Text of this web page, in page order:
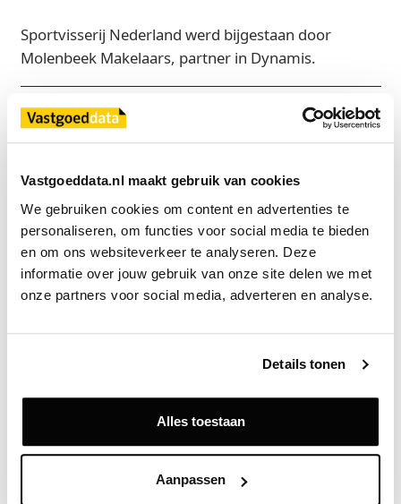
Vastgoeddata.nl maakt gebruik van cookies
We gebruiken cookies om content en advertenties te
personaliseren, om functies voor social media te bieden
en om ons websiteverkeer te analyseren. Deze
informatie over jouw gebruik van onze site delen we met
onze partners voor social media, adverteren en analyse.
Details tonen
Alles toestaan
Aanpassen
Sportvisserij Nederland werd bijgestaan door
Molenbeek Makelaars, partner in Dynamis.
Bron
MVGM
Exclusief voor licentiehouders
Zie direct welke partijen en panden betrokken zijn bij dit nieuws.
Deze informatie is alleen beschikbaar voor licentiehouders van
Vastgoeddata.
Terug
Gerelateerde nieuwsberichten